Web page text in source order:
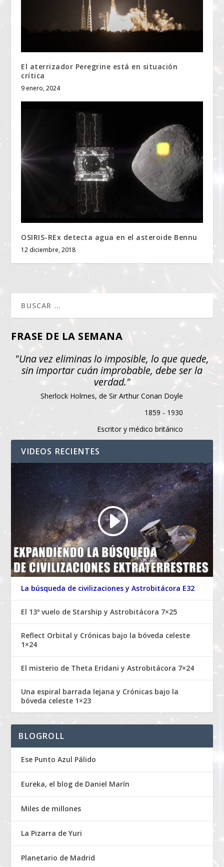
El aterrizador Peregrine está en situación
crítica
9 enero, 2024
OSIRIS-REx detecta agua en el asteroide Bennu
12 diciembre, 2018
FRASE DE LA SEMANA
"Una vez eliminas lo imposible, lo que quede,
sin importar cuán improbable, debe ser la
verdad."
Sherlock Holmes, de Sir Arthur Conan Doyle
1859 - 1930
Escritor y médico británico
VIDEOS RECIENTES
La búsqueda de civilizaciones y Astrobitácora E32
El 13º vuelo de Starship y Astrobitácora 7×25
Reflect Orbital y Crónicas bajo la bóveda celeste
1×24
El misterio de Theta Eridani y Astrobitácora 7×24
Una espiral barrada lejana y Crónicas bajo la
bóveda celeste 1×23
BLOGROLL
Ese Punto Azul Pálido
Eureka, el blog de Daniel Marín
Miles de millones
La Pizarra de Yuri
Planetario de Madrid